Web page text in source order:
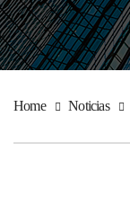
Home Noticias